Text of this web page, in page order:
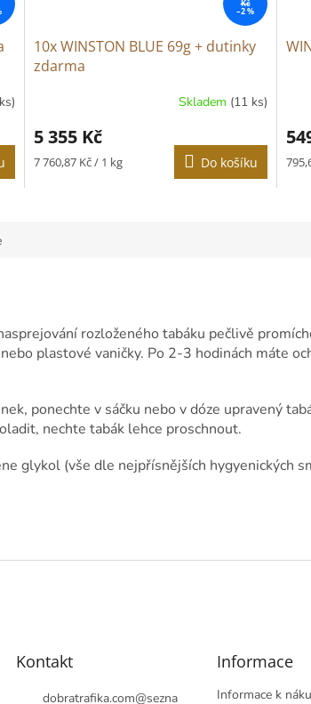
Kč
–2 %
10x WINSTON BLUE 69g + dutinky
zdarma
Skladem (11 ks)
5 355 Kč
Měrná
7 760,87 Kč / 1 kg Do košíku
je
5,0
rozloženého tabáku pečlivě
plastové vaničky. Po 2-3 hodinách máte
ponechte v sáčku nebo v dóze upravený
nechte tabák lehce proschnout.
glykol (vše dle nejpřísnějších hygyenických
Kontakt
dobratrafika.com@sezna
Informace
Informace k